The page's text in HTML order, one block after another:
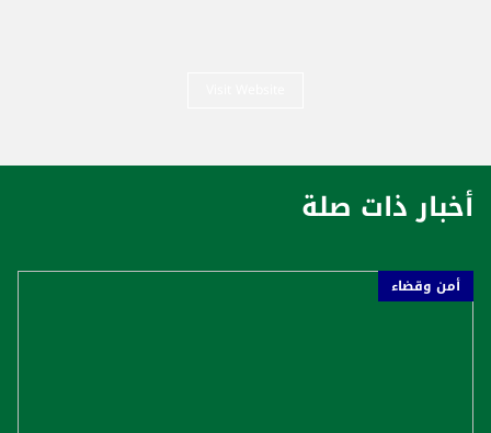
أخبار ذات صلة
أمن وقضاء